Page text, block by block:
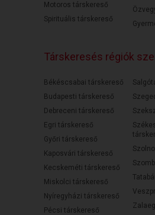
Motoros társkereső
Spirituális társkereső
Társkeresés régiók
Békéscsabai társkereső
Budapesti társkereső
Debreceni társkereső
Egri társkereső
Győri társkereső
Kaposvári társkereső
Kecskeméti társkereső
Miskolci társkereső
Nyíregyházi társkereső
Pécsi társkereső